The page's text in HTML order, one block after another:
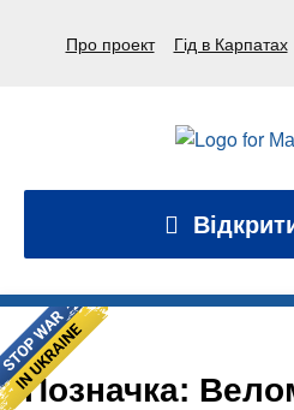
Про проект Гід в Карпатах
Позначка: